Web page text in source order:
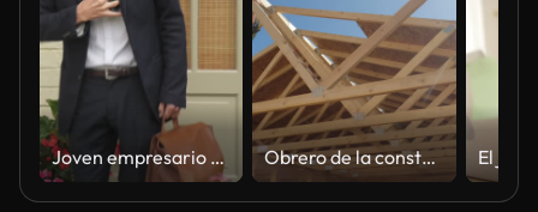
Joven empresario que sale de su casa por la mañana Obrero de la construcción enmarca la casa